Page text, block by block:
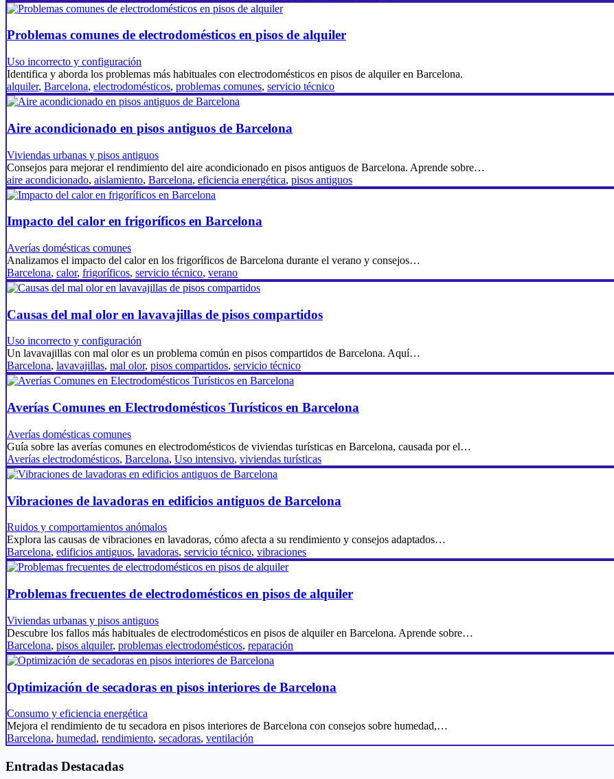
Problemas comunes de electrodomésticos en pisos de alquiler
Uso incorrecto y configuración
Identifica y aborda los problemas más habituales con electrodomésticos en pisos de alquiler en Barcelona.
alquiler, Barcelona, electrodomésticos, problemas comunes, servicio técnico
Aire acondicionado en pisos antiguos de Barcelona
Viviendas urbanas y pisos antiguos
Consejos para mejorar el rendimiento del aire acondicionado en pisos antiguos de Barcelona. Aprende sobre…
aire acondicionado, aislamiento, Barcelona, eficiencia energética, pisos antiguos
Impacto del calor en frigoríficos en Barcelona
Averías domésticas comunes
Analizamos el impacto del calor en los frigoríficos de Barcelona durante el verano y consejos…
Barcelona, calor, frigoríficos, servicio técnico, verano
Causas del mal olor en lavavajillas de pisos compartidos
Uso incorrecto y configuración
Un lavavajillas con mal olor es un problema común en pisos compartidos de Barcelona. Aquí…
Barcelona, lavavajillas, mal olor, pisos compartidos, servicio técnico
Averías Comunes en Electrodomésticos Turísticos en Barcelona
Averías domésticas comunes
Guía sobre las averías comunes en electrodomésticos de viviendas turísticas en Barcelona, causada por el…
Averías electrodomésticos, Barcelona, Uso intensivo, viviendas turísticas
Vibraciones de lavadoras en edificios antiguos de Barcelona
Ruidos y comportamientos anómalos
Explora las causas de vibraciones en lavadoras, cómo afecta a su rendimiento y consejos adaptados…
Barcelona, edificios antiguos, lavadoras, servicio técnico, vibraciones
Problemas frecuentes de electrodomésticos en pisos de alquiler
Viviendas urbanas y pisos antiguos
Descubre los fallos más habituales de electrodomésticos en pisos de alquiler en Barcelona. Aprende sobre…
Barcelona, pisos alquiler, problemas electrodomésticos, reparación
Optimización de secadoras en pisos interiores de Barcelona
Consumo y eficiencia energética
Mejora el rendimiento de tu secadora en pisos interiores de Barcelona con consejos sobre humedad,…
Barcelona, humedad, rendimiento, secadoras, ventilación
Entradas Destacadas